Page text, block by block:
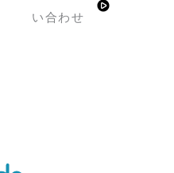
い合わせ